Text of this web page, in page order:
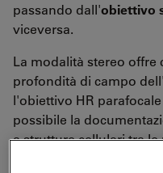
passando dall'obiettivo
viceversa.
La modalità stereo offre
profondità di campo
l'obiettivo HR
possibile la
a strutture cellulari tra